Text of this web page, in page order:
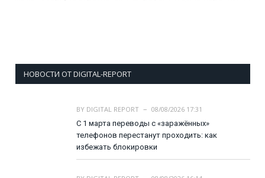
НОВОСТИ ОТ DIGITAL-REPORT
BY DIGITAL REPORT
08/08/2026 17:31
С 1 марта переводы с «заражённых»
телефонов перестанут проходить: как
избежать блокировки